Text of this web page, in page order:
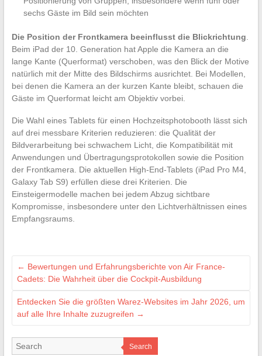
sechs Gäste im Bild sein möchten
Die Position der Frontkamera beeinflusst die Blickrichtung.
Beim iPad der 10. Generation hat Apple die Kamera an die
lange Kante (Querformat) verschoben, was den Blick der Motive
natürlich mit der Mitte des Bildschirms ausrichtet. Bei Modellen,
bei denen die Kamera an der kurzen Kante bleibt, schauen die
Gäste im Querformat leicht am Objektiv vorbei.
Die Wahl eines Tablets für einen Hochzeitsphotobooth lässt sich
auf drei messbare Kriterien reduzieren: die Qualität der
Bildverarbeitung bei schwachem Licht, die Kompatibilität mit
Anwendungen und Übertragungsprotokollen sowie die Position
der Frontkamera. Die aktuellen High-End-Tablets (iPad Pro M4,
Galaxy Tab S9) erfüllen diese drei Kriterien. Die
Einsteigermodelle machen bei jedem Abzug sichtbare
Kompromisse, insbesondere unter den Lichtverhältnissen eines
Empfangsraums.
← Bewertungen und Erfahrungsberichte von Air France-
Cadets: Die Wahrheit über die Cockpit-Ausbildung
Entdecken Sie die größten Warez-Websites im Jahr 2026, um
auf alle Ihre Inhalte zuzugreifen →
Search